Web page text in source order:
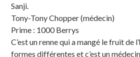
Sanji.
Tony-Tony Chopper (médecin)
Prime : 1000 Berrys
C’est un renne qui a mangé le fruit de
formes différentes et c’est un